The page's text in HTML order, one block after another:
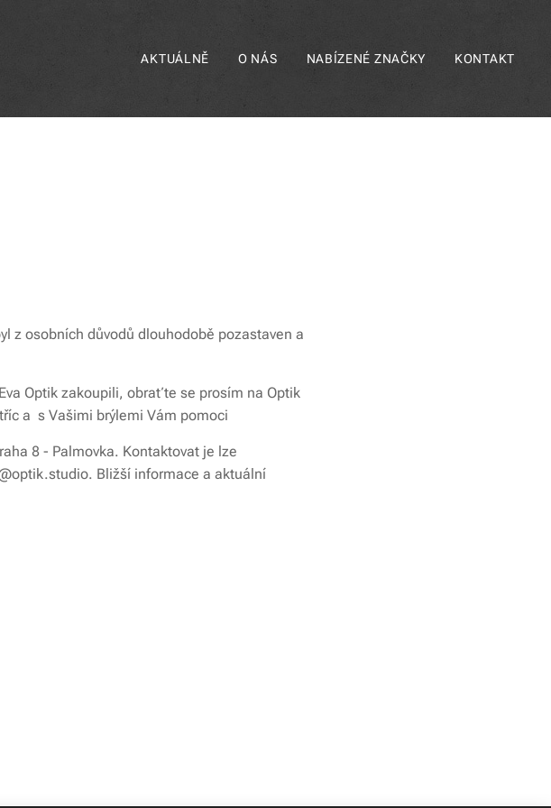
AKTUÁLNĚ O NÁS NABÍZENÉ ZNAČKY KONTAKT
z osobních důvodů dlouhodobě pozastaven a
Optik zakoupili, obraťte se prosím na Optik
a s Vašimi brýlemi Vám pomoci
8 - Palmovka. Kontaktovat je lze
Bližší informace a aktuální